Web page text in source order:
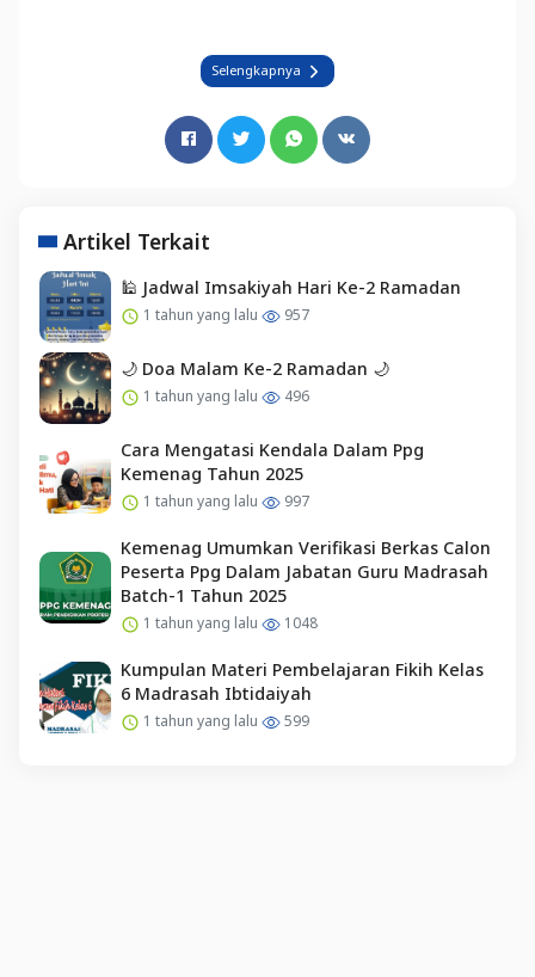
Selengkapnya
Artikel Terkait
🕌 Jadwal Imsakiyah Hari Ke-2 Ramadan
1 tahun yang lalu 957
🌙 Doa Malam Ke-2 Ramadan 🌙
1 tahun yang lalu 496
Cara Mengatasi Kendala Dalam Ppg
Kemenag Tahun 2025
1 tahun yang lalu 997
Kemenag Umumkan Verifikasi Berkas Calon
Peserta Ppg Dalam Jabatan Guru Madrasah
Batch-1 Tahun 2025
1 tahun yang lalu 1048
Kumpulan Materi Pembelajaran Fikih Kelas
6 Madrasah Ibtidaiyah
1 tahun yang lalu 599